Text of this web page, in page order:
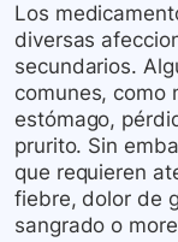
Los
diversas
secundarios.
comunes, como
estómago,
prurito. Sin
que requieren
fiebre, dolor de
sangrado o